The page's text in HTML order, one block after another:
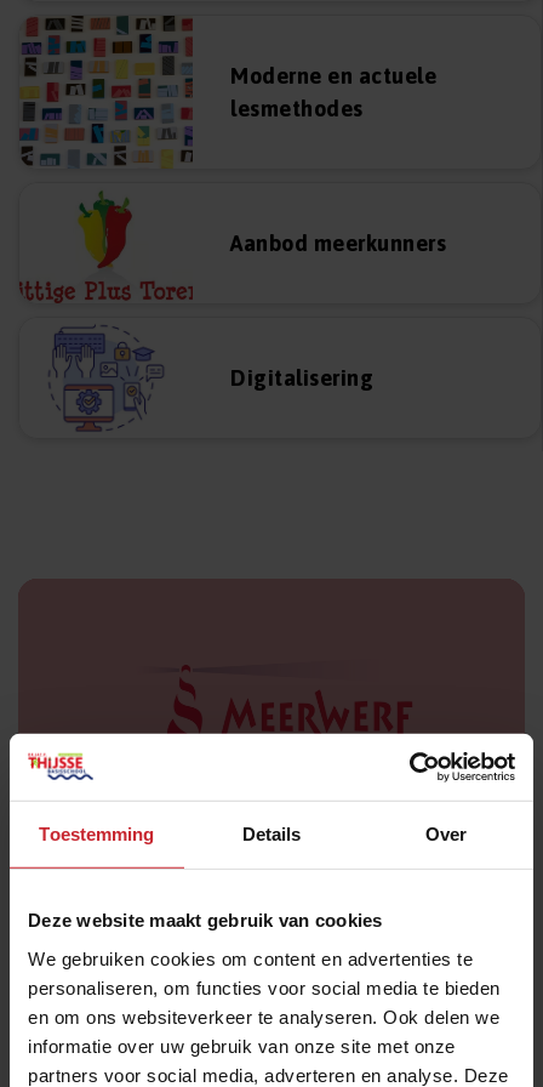
Toestemming Details Over
Deze website maakt gebruik van cookies
We gebruiken cookies om content en advertenties te
personaliseren, om functies voor social media te bieden
en om ons websiteverkeer te analyseren. Ook delen we
informatie over uw gebruik van onze site met onze
partners voor social media, adverteren en analyse. Deze
Moderne en actuele
lesmethodes
Aanbod meerkunners
Digitalisering
Ouderportaal